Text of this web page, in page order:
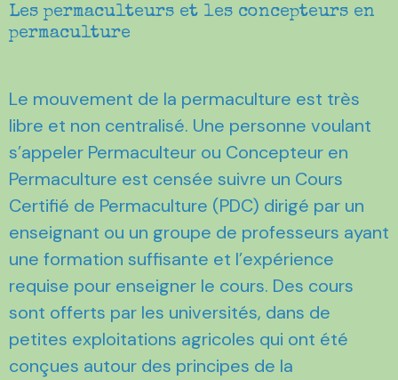
Les permaculteurs et les concepteurs en
permaculture
Le mouvement de la permaculture est très
libre et non centralisé. Une personne voulant
s’appeler Permaculteur ou Concepteur en
Permaculture est censée suivre un Cours
Certifié de Permaculture (PDC) dirigé par un
enseignant ou un groupe de professeurs ayant
une formation suffisante et l’expérience
requise pour enseigner le cours. Des cours
sont offerts par les universités, dans de
petites exploitations agricoles qui ont été
conçues autour des principes de la